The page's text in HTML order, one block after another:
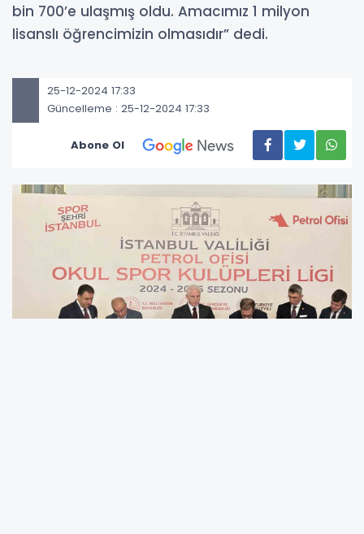
bin 700’e ulaşmış oldu. Amacımız 1 milyon
lisanslı öğrencimizin olmasıdır” dedi.
25-12-2024 17:33
Güncelleme : 25-12-2024 17:33
Abone Ol